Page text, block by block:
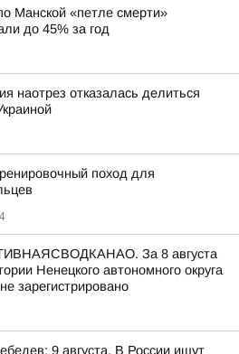
Манской «петле смерти»
до 45% за год
наотрез отказалась делиться
поход для
За 8 августа
Ненецкого автономного округа
зарегистрировано
9 августа. В России ищут